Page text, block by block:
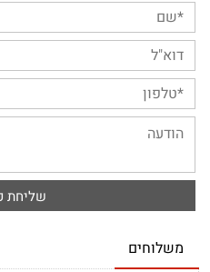
משלוחים